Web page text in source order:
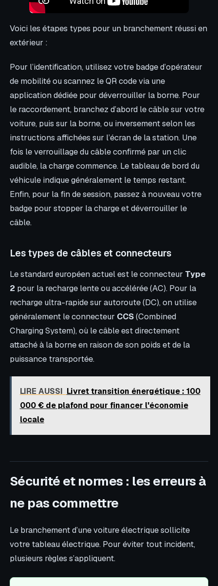
Voici les étapes types pour un branchement réussi en
extérieur :
Pour l’identification, utilisez votre badge d’opérateur
de mobilité ou scannez le QR code via une
application dédiée pour déverrouiller la borne. Pour
le raccordement, branchez d’abord le câble sur votre
voiture, puis sur la borne, ou inversement selon les
instructions affichées sur l’écran de la station. Une
fois le verrouillage du câble confirmé par un clic
audible, la charge commence. Le tableau de bord du
véhicule indique généralement le temps restant.
Enfin, pour la fin de session, passez à nouveau votre
badge pour stopper la charge et déverrouiller le
câble.
Les types de câbles et connecteurs
Le standard européen actuel est le connecteur Type
2 pour la recharge lente ou accélérée (AC). Pour la
recharge ultra-rapide sur autoroute (DC), on utilise
généralement le connecteur CCS(Combined
Charging System), où le câble est directement
attaché à la borne en raison de son poids et de la
puissance transportée.
LIRE AUSSI Livret transition énergétique : 100
000 € de plafond pour financer l'économie
locale
Sécurité et normes : les erreurs à
ne pas commettre
Le branchement d’une voiture électrique sollicite
votre tableau électrique. Pour éviter tout incident,
plusieurs règles s’appliquent.